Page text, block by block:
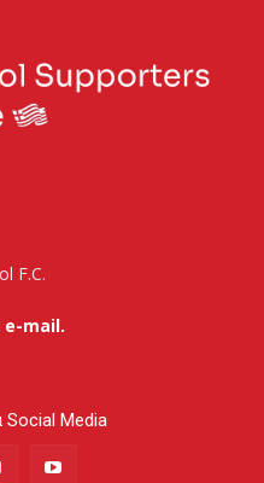
F.C.
e-mail.
Social Media